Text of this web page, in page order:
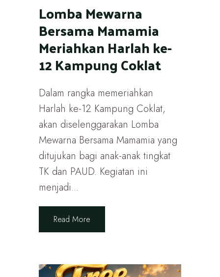
Lomba Mewarna
Bersama Mamamia
Meriahkan Harlah ke-
12 Kampung Coklat
Dalam rangka memeriahkan
Harlah ke-12 Kampung Coklat,
akan diselenggarakan Lomba
Mewarna Bersama Mamamia yang
ditujukan bagi anak-anak tingkat
TK dan PAUD. Kegiatan ini
menjadi...
Read More